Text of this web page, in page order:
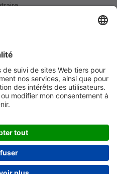
de rétractation
aux clients
Accessibilité